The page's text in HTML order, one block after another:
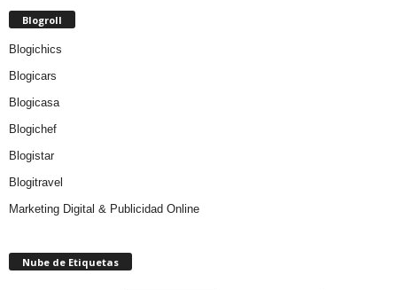
Blogroll
Blogichics
Blogicars
Blogicasa
Blogichef
Blogistar
Blogitravel
Marketing Digital & Publicidad Online
Nube de Etiquetas